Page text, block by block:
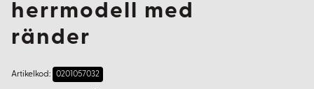
herrmodell med
ränder
Artikelkod: 0201057032